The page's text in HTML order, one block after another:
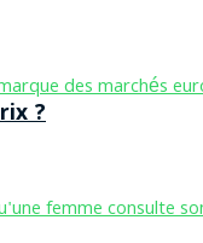
?